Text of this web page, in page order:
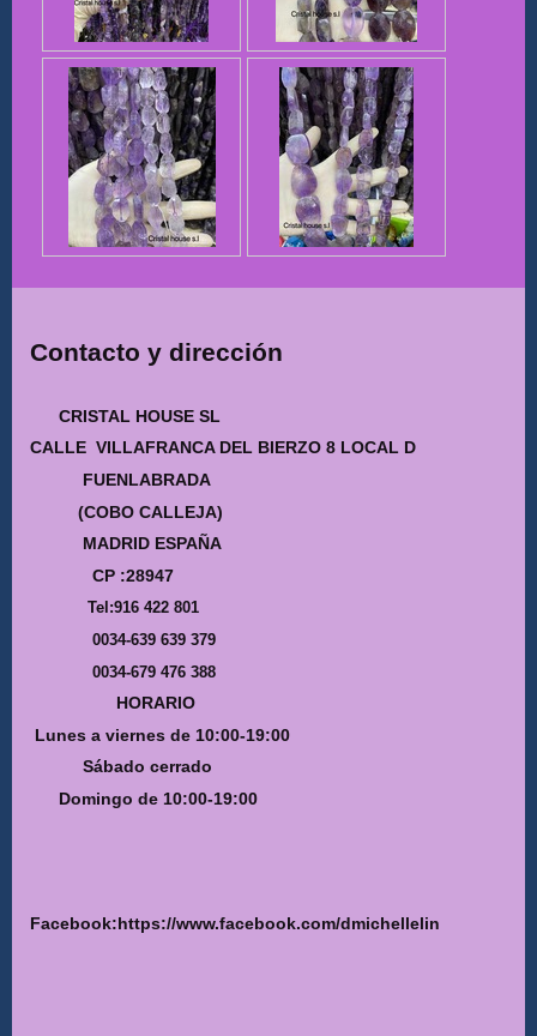
Contacto y dirección
CRISTAL HOUSE SL
CALLE VILLAFRANCA DEL BIERZO 8 LOCAL D
FUENLABRADA
(COBO CALLEJA)
MADRID ESPAÑA
CP :28947
Tel:916 422 801
0034-639 639 379
0034-679 476 388
HORARIO
Lunes a viernes de 10:00-19:00
Sábado cerrado
Domingo de 10:00-19:00
Facebook:https://www.facebook.com/dmichellelin